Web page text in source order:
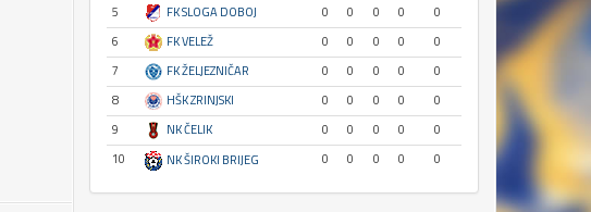
5
FK SLOGA DOBOJ 0 0 0 0
0
6
FK VELEŽ 0 0 0 0
0
7
FK ŽELJEZNIČAR 0 0 0 0
0
8
HŠK ZRINJSKI 0 0 0 0
0
9
NK ČELIK 0 0 0 0
0
10
NK ŠIROKI BRIJEG 0 0 0 0 0